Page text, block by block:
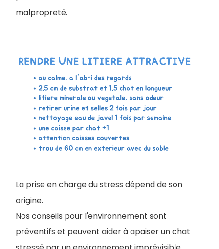
malpropreté.
La prise en charge du stress dépend de son
origine.
Nos conseils pour l'environnement sont
préventifs et peuvent aider à apaiser un chat